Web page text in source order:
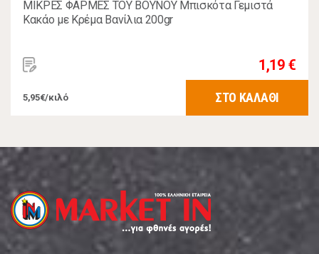
ΜΙΚΡΕΣ ΦΑΡΜΕΣ ΤΟΥ ΒΟΥΝΟΥ Μπισκότα Γεμιστά
Κακάο με Κρέμα Βανίλια 200gr
1,19 €
5,95€/κιλό ΣΤΟ ΚΑΛΑΘΙ